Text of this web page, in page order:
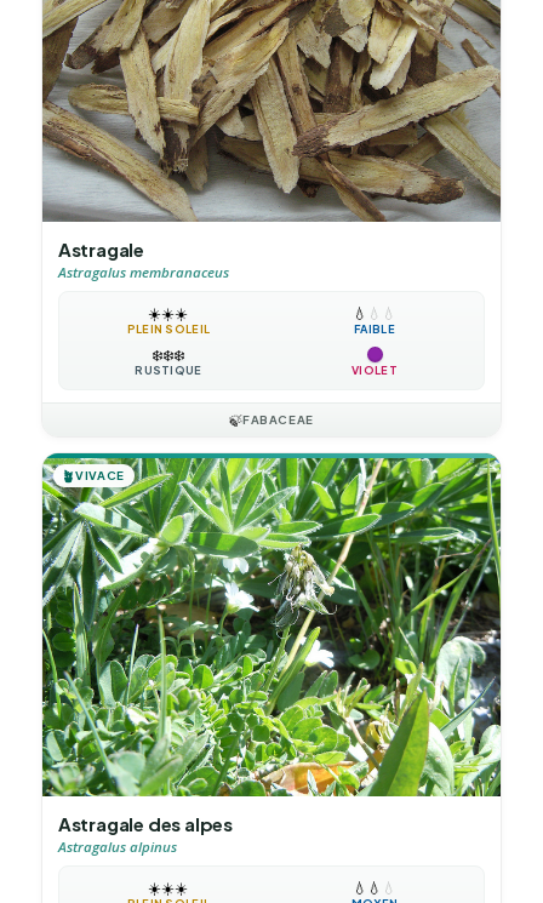
Astragale
Astragalus membranaceus
☀️☀️☀️
PLEIN SOLEIL
💧 💧 💧
FAIBLE
❄️❄️❄️
RUSTIQUE VIOLET
🍃FABACEAE
🪴VIVACE
Astragale des alpes
Astragalus alpinus
☀️☀️☀️ 💧 💧 💧